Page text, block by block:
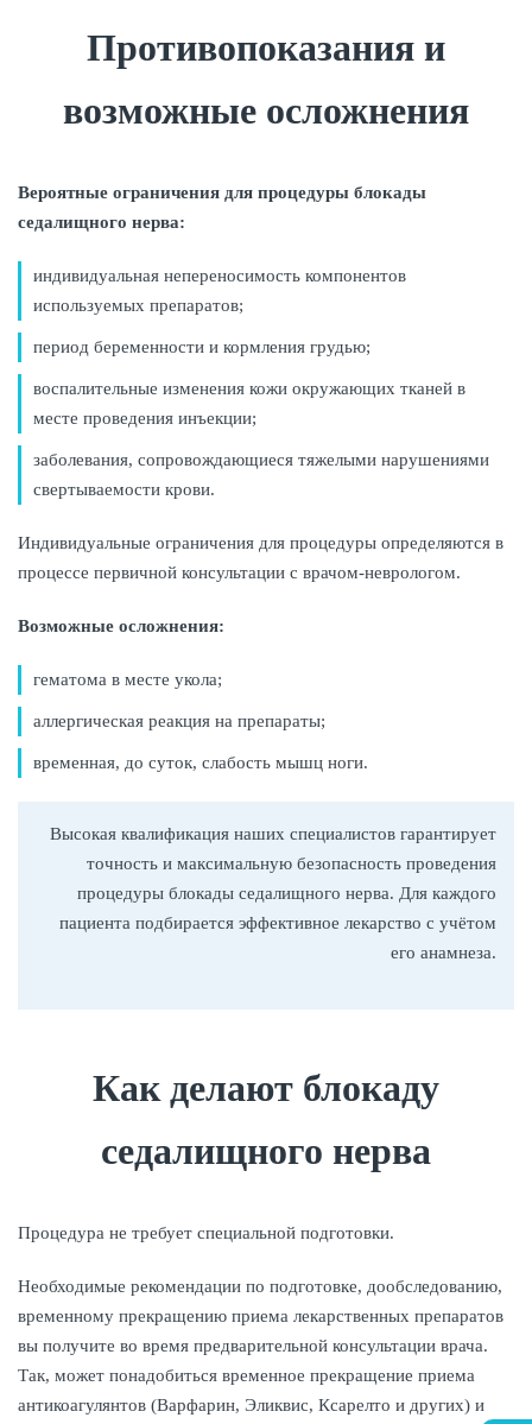
Противопоказания и
возможные осложнения
Вероятные ограничения для процедуры блокады
седалищного нерва:
индивидуальная непереносимость компонентов
используемых препаратов;
период беременности и кормления грудью;
воспалительные изменения кожи окружающих тканей в
месте проведения инъекции;
заболевания, сопровождающиеся тяжелыми нарушениями
свертываемости крови.
Индивидуальные ограничения для процедуры определяются в
процессе первичной консультации с врачом-неврологом.
Возможные осложнения:
гематома в месте укола;
аллергическая реакция на препараты;
временная, до суток, слабость мышц ноги.
Высокая квалификация наших специалистов гарантирует
точность и максимальную безопасность проведения
процедуры блокады седалищного нерва. Для каждого
пациента подбирается эффективное лекарство с учётом
его анамнеза.
Как делают блокаду
седалищного нерва
Процедура не требует специальной подготовки.
Необходимые рекомендации по подготовке, дообследованию,
временному прекращению приема лекарственных препаратов
вы получите во время предварительной консультации врача.
Так, может понадобиться временное прекращение приема
антикоагулянтов (Варфарин, Эликвис, Ксарелто и других) и